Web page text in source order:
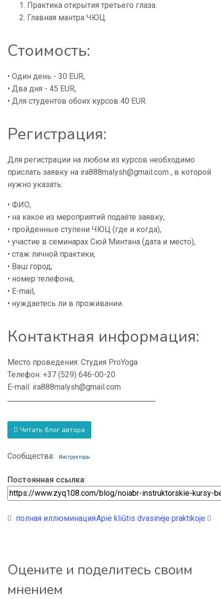
Практика открытия третьего глаза.
Главная мантра ЧЮЦ.
Стоимость:
• Один день - 30 EUR,
• Два дня - 45 EUR,
• Для студентов обоих курсов 40 EUR.
Регистрация:
Для регистрации на любом из курсов необходимо
прислать заявку на ira888malysh@gmail.com , в которой
нужно указать:
• ФИО,
• на какое из мероприятий подаёте заявку,
• пройденные ступени ЧЮЦ (где и когда),
• участие в семинарах Сюй Минтана (дата и место),
• стаж личной практики,
• Ваш город,
• номер телефона,
• E-mail,
• нуждаетесь ли в проживании.
Контактная информация:
Место проведения: Студия ProYoga
Телефон: +37 (529) 646-00-20
E-mail: ira888malysh@gmail.com
Читать блог автора
Сообщества: Инструкторы
Постоянная ссылка:
полная иллюминацияApie kliūtis dvasinėje praktikoje
Оцените и поделитесь своим
мнением